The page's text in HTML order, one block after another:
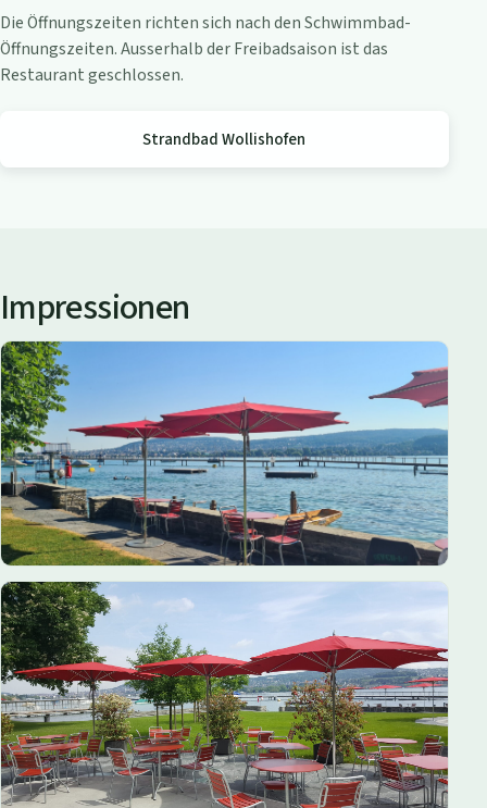
i
c
h
e
Die Öffnungszeiten richten sich nach den Schwimmbad-
Öffnungszeiten. Ausserhalb der Freibadsaison ist das
Restaurant geschlossen.
Strandbad Wollishofen
Impressionen